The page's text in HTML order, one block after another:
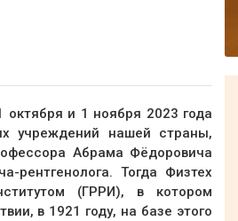
и 1 ноября 2023 года
учреждений нашей страны,
Абрама Фёдоровича
Тогда Физтех
(ГРРИ), в котором
в 1921 году, на базе этого